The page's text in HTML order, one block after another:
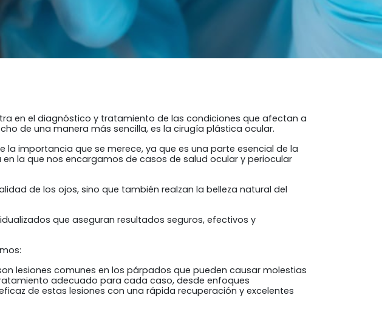
en el diagnóstico y tratamiento de las condiciones que afectan a
de una manera más sencilla, es la cirugía plástica ocular.
importancia que se merece, ya que es una parte esencial de la
la que nos encargamos de casos de salud ocular y periocular
de los ojos, sino que también realzan la belleza natural del
que aseguran resultados seguros, efectivos y
lesiones comunes en los párpados que pueden causar molestias
adecuado para cada caso, desde enfoques
de estas lesiones con una rápida recuperación y excelentes